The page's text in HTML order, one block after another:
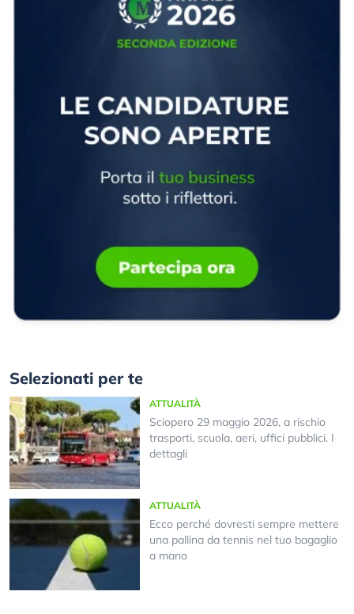
Selezionati per te
ATTUALITÀ
Sciopero 29 maggio 2026, a rischio
trasporti, scuola, aeri, uffici pubblici. I
dettagli
ATTUALITÀ
Ecco perché dovresti sempre mettere
una pallina da tennis nel tuo bagaglio
a mano